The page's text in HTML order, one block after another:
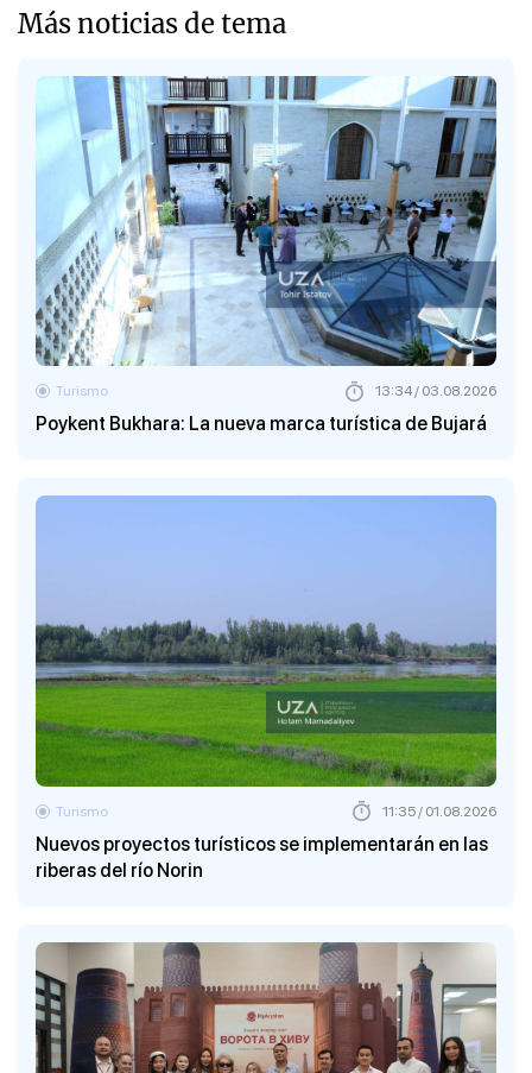
Más noticias de tema
Poykent Bukhara: La nueva marca turística de Bujará
Turismo 13:34 / 03.08.2026
Nuevos proyectos turísticos se implementarán en las
riberas del río Norin
Turismo 11:35 / 01.08.2026